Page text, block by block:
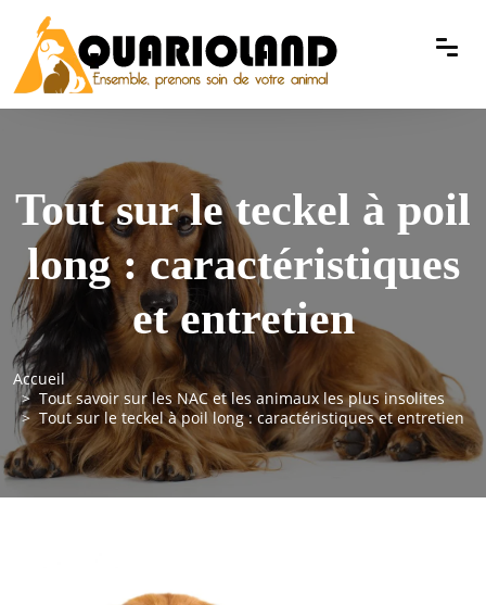
Tout sur le teckel à poil
long : caractéristiques
et entretien
Accueil
Tout savoir sur les NAC et les animaux les plus insolites
Tout sur le teckel à poil long : caractéristiques et entretien